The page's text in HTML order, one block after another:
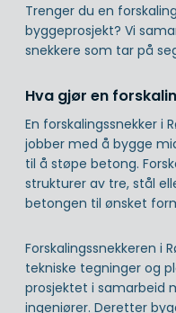
Trenger du en
byggeprosjekt? Vi
snekkere som tar på
Hva gjør en
En forskalingssnekker i
jobber med å bygge
til å støpe betong.
strukturer av tre, stål
betongen til ønsket
Forskalingssnekkeren i
tekniske tegninger og
prosjektet i samarbeid
ingeniører. Deretter